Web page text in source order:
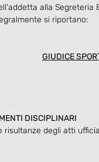
alla
si riportano:
GIUDICE
DISCIPLINARI
risultanze degli atti